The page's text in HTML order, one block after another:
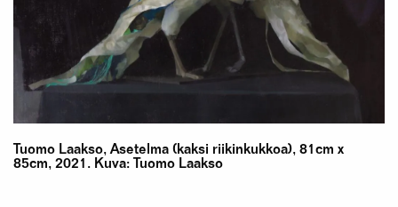
Tuomo Laakso, Asetelma (kaksi riikinkukkoa), 81cm x
85cm, 2021. Kuva: Tuomo Laakso